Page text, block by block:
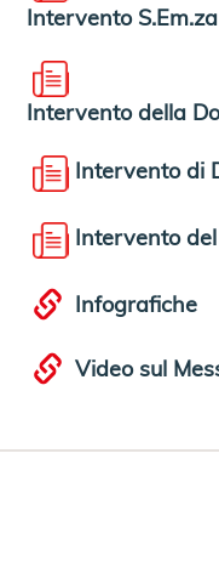
Intervento
Intervento della
Intervento di
Intervento
Infografiche
Video sul